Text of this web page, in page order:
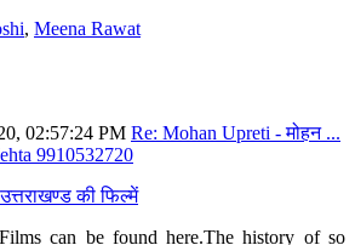
, Meena Rawat
02:57:24 PM Re: Mohan Upreti - मोहन ...
9910532720
की फिल्में
can be found here.The history of so